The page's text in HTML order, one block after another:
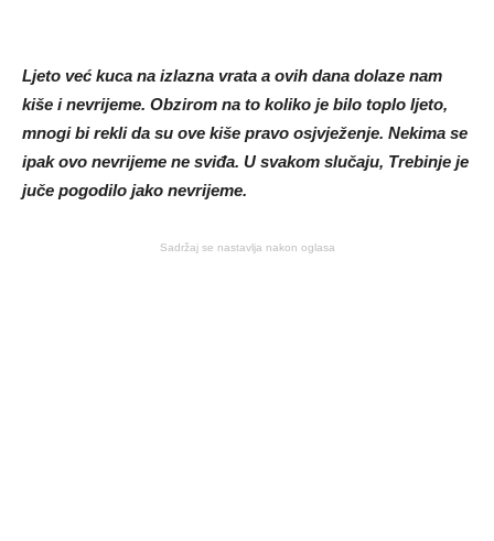
Ljeto već kuca na izlazna vrata a ovih dana dolaze nam
kiše i nevrijeme. Obzirom na to koliko je bilo toplo ljeto,
mnogi bi rekli da su ove kiše pravo osjvježenje. Nekima se
ipak ovo nevrijeme ne sviđa. U svakom slučaju, Trebinje je
juče pogodilo jako nevrijeme.
Sadržaj se nastavlja nakon oglasa